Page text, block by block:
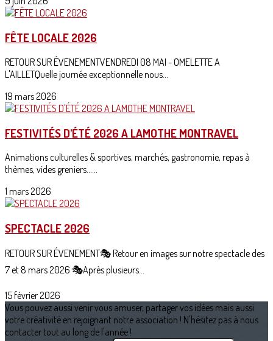
FÊTE LOCALE 2026
RETOUR SUR ÉVENEMENTVENDREDI 08 MAI - OMELETTE A
L'AILLETQuelle journée exceptionnelle nous...
19 mars 2026
FESTIVITÉS D'ÉTÉ 2026 A LAMOTHE MONTRAVEL
Animations culturelles & sportives, marchés, gastronomie, repas à
thèmes, vides greniers......
1 mars 2026
SPECTACLE 2026
RETOUR SUR ÉVENEMENT🎭 Retour en images sur notre spectacle des
7 et 8 mars 2026 🎭Après plusieurs...
15 février 2026
Vous pouvez aussi venir vous amuser, partager vos idées mais aussi
votre créativité en rejoignant notre association ! N'hésitez pas à nous
contacter tout au long de l'année !